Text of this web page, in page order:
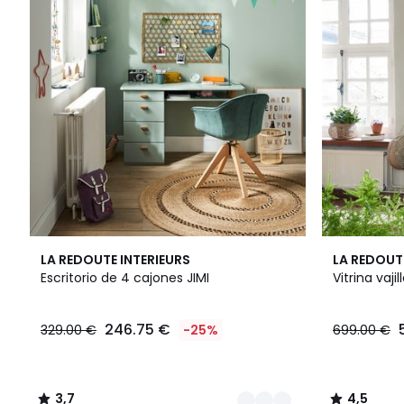
LA REDOUTE INTERIEURS
Escritorio de 4 cajones JIMI
329.00 € 246.75 € -25%
3,7
/ 5
3
Colores
3,7
LA
Vitrina
699.00 €
4,5
/ 5
4,5